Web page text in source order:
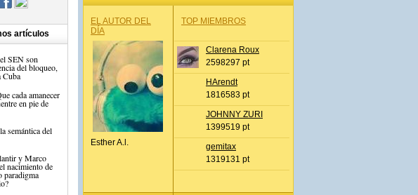
artículos
SEN son
del bloqueo,
Cuba
cada amanecer
en pie de
semántica del
y Marco
nacimiento de
paradigma
EL AUTOR DEL
DÍA
Esther A.l.
TOP MIEMBROS
Clarena Roux
2598297 pt
HArendt
1816583 pt
JOHNNY ZURI
1399519 pt
gemitax
1319131 pt